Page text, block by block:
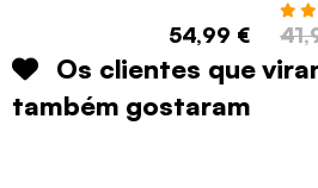
54,99 €
Os clientes que
também gostaram